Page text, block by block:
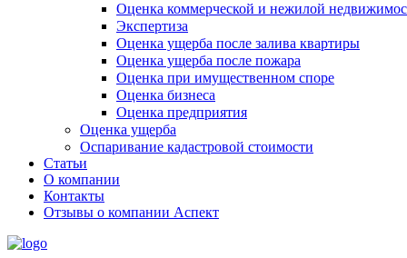
Оценка коммерческой и нежилой
Экспертиза
Оценка ущерба после залива квартиры
Оценка ущерба после пожара
Оценка при имущественном споре
Оценка бизнеса
Оценка предприятия
Оценка ущерба
Оспаривание кадастровой стоимости
Статьи
О компании
Контакты
Отзывы о компании Аспект